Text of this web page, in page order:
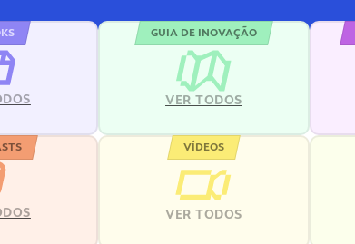
GUIA DE INOVAÇÃO
VER TODOS
VÍDEOS
VER TODOS